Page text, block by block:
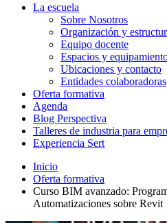
La escuela
Sobre Nosotros
Organización y
Equipo docente
Espacios y
Ubicaciones y contacto
Entidades colaboradoras
Oferta formativa
Agenda
Blog Perspectiva
Talleres de industria para
Experiencia Sert
Inicio
Oferta formativa
Curso BIM avanzado:
Automatizaciones sobre Revit